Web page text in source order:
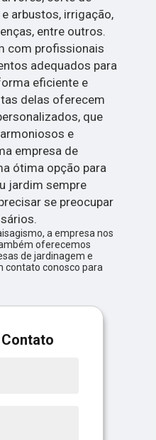
arbustos, irrigação,
entre outros.
com profissionais
adequados para
eficiente e
delas oferecem
que
e
empresa de
ótima opção para
jardim sempre
se preocupar
a empresa nos
oferecemos
de jardinagem e
contato conosco para